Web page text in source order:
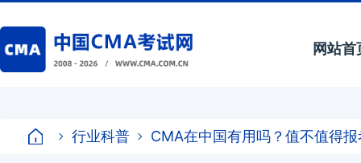
网站首
行业科普 CMA在中国有用吗？值不值得